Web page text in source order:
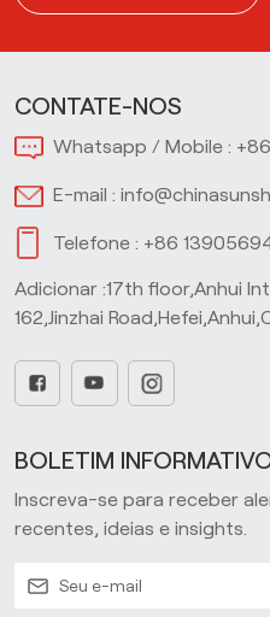
CONTATE-NOS
Whatsapp / Mobile :
E-mail :
Telefone : +86
Adicionar :17th floor,Anhui
162,Jinzhai
BOLETIM
Inscreva-se para receber
recentes, ideias e insights.